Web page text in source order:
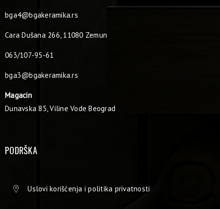
bga4@bgakeramika.rs
Cara Dušana 266, 11080 Zemun
063/107-95-61
bga3@bgakeramika.rs
Magacin
Dunavska 85, Viline Vode Beograd
PODRŠKA
Uslovi korišćenja i politika privatnosti